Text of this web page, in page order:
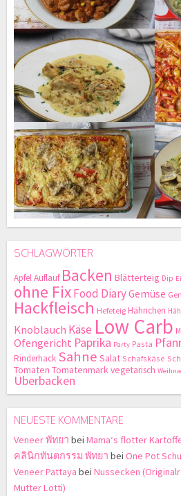
SCHLAGWÖRTER
ApfelAuflauf Backen Blätterteig Dip
ohne FixFood DiaryGemüse
Hackfleisch Hefeteig Hähnchen
Knoblauch Käse Low Carb
Ofengericht Paprika Party Pasta
Rinderhack Sahne Salat Schafskäse
Tomaten Tomatenmarkvegetarisch
Überbacken
NEUESTE KOMMENTARE
Veneer พัทยา bei Mama‘s flotter
คลินิกทันตกรรม พัทยา bei One Pot
Veneer Pattaya bei Nussecken
Mutter Lotti)